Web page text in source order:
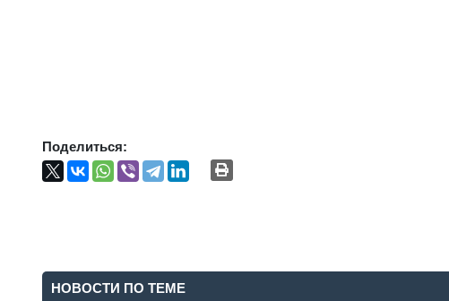
Поделиться:
НОВОСТИ ПО ТЕМЕ